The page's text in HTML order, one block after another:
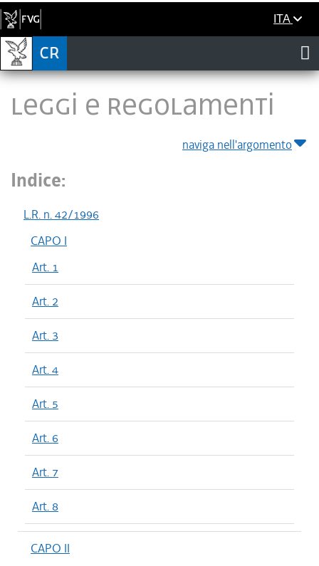
ITA
LEGGI E REGOLAMENTI
naviga nell'argomento
Indice:
L.R. n. 42/1996
CAPO I
Art. 1
Art. 2
Art. 3
Art. 4
Art. 5
Art. 6
Art. 7
Art. 8
CAPO II